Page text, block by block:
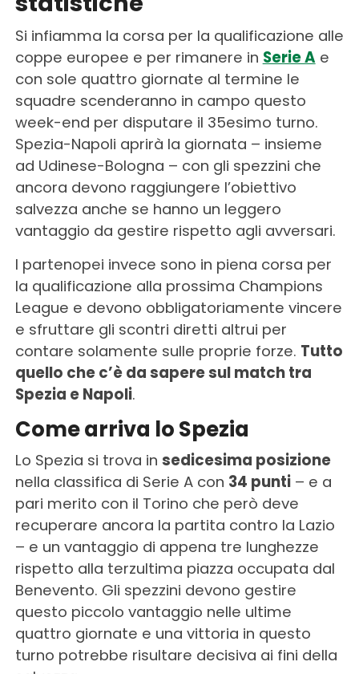
Si infiamma la corsa per la qualificazione alle
coppe europee e per rimanere in Serie Ae
con sole quattro giornate al termine le
squadre scenderanno in campo questo
week-end per disputare il 35esimo turno.
Spezia-Napoli aprirà la giornata – insieme
ad Udinese-Bologna – con gli spezzini che
ancora devono raggiungere l’obiettivo
salvezza anche se hanno un leggero
vantaggio da gestire rispetto agli avversari.
I partenopei invece sono in piena corsa per
la qualificazione alla prossima Champions
League e devono obbligatoriamente vincere
e sfruttare gli scontri diretti altrui per
contare solamente sulle proprie forze. Tutto
quello che c’è da sapere sul match tra
Spezia e Napoli.
Come arriva lo Spezia
Lo Spezia si trova in sedicesima posizione
nella classifica di Serie A con 34 punti– e a
pari merito con il Torino che però deve
recuperare ancora la partita contro la Lazio
– e un vantaggio di appena tre lunghezze
rispetto alla terzultima piazza occupata dal
Benevento. Gli spezzini devono gestire
questo piccolo vantaggio nelle ultime
quattro giornate e una vittoria in questo
turno potrebbe risultare decisiva ai fini della